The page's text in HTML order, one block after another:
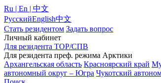
Ru | En | 中文
РусскийEnglish中文
Стать резидентом Задать вопрос
Личный кабинет
Для резидента ТОР/СПВ
Для резидента преф. режима Арктики
Архангельская область Красноярский край
автономный округ – Югра Чукотский